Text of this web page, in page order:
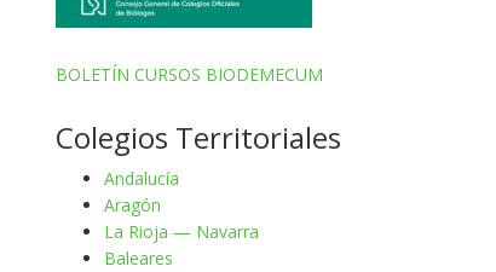
BOLETÍN CURSOS BIODEMECUM
Colegios Territoriales
Andalucía
Aragón
La Rioja — Navarra
Baleares